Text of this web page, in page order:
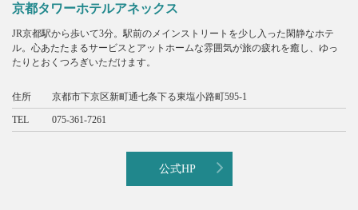
京都タワーホテルアネックス
JR京都駅から歩いて3分。駅前のメインストリートを少し入った閑静なホテ
ル。心あたたまるサービスとアットホームな雰囲気が旅の疲れを癒し、ゆっ
たりとおくつろぎいただけます。
住所 京都市下京区新町通七条下る東塩小路町595-1
TEL 075-361-7261
公式HP